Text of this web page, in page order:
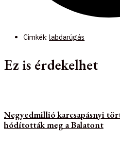
Címkék: labdarúgás
Ez is érdekelhet
Negyedmillió karcsapásnyi
hódították meg a Balatont